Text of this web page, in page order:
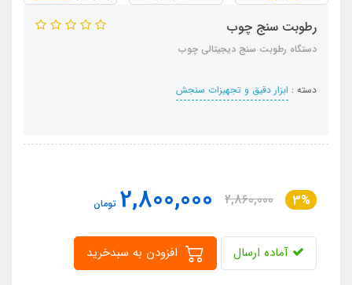
رطوبت سنج چوب
دستگاه رطوبت سنج دیجیتالی چوب
دسته : ابزار دقیق و تجهیزات سنجش
3%
2,860,000
2,800,000 تومان
آماده ارسال